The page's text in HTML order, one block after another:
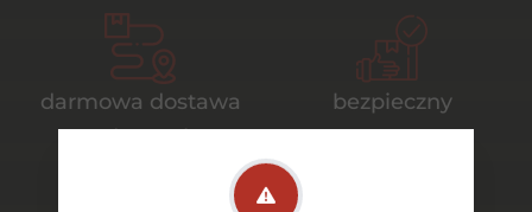
darmowa dostawa
od 700 zł
bezpieczny
transport